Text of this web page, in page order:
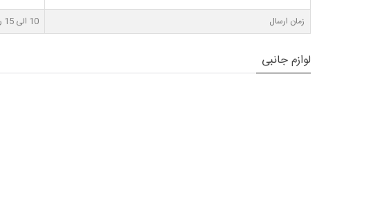
زمان ارسال 10 الی 15 روز کاری
لوازم جانبی